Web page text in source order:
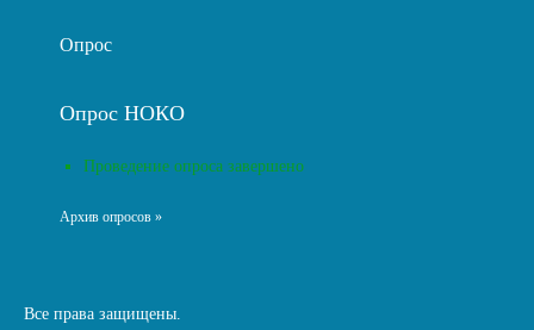
Опрос
Опрос НОКО
Проведение опроса завершено
Архив опросов »
Все права защищены.